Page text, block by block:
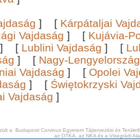
] [ Kárpátaljai
Vajdaság ] [ Kujávia-
] [ Lublini Vajdaság ] [
] [ Nagy-
Vajdaság ] [ Opolei
] [ Świętokrzyski
Vajdaság ]
a Budapesti Corvinus Egyetem Tájtervezési és
az OTKA, az NKA és a Visegrádi